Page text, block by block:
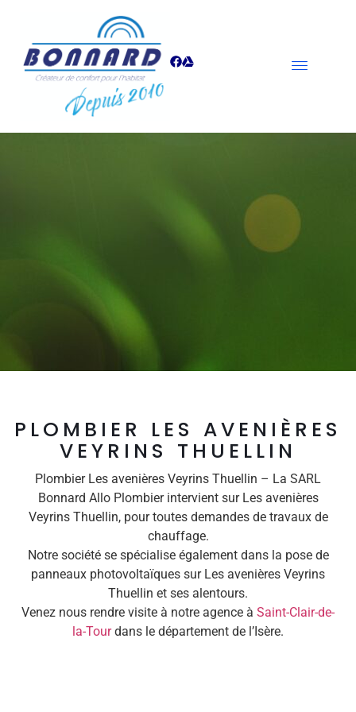
PLOMBIER LES AVENIÈRES
VEYRINS THUELLIN
Plombier Les avenières Veyrins Thuellin – La SARL
Bonnard Allo Plombier intervient sur Les avenières
Veyrins Thuellin, pour toutes demandes de travaux de
chauffage.
Notre société se spécialise également dans la pose de
panneaux photovoltaïques sur Les avenières Veyrins
Thuellin et ses alentours.
Venez nous rendre visite à notre agence à Saint-Clair-de-
la-Tourdans le département de l’Isère.